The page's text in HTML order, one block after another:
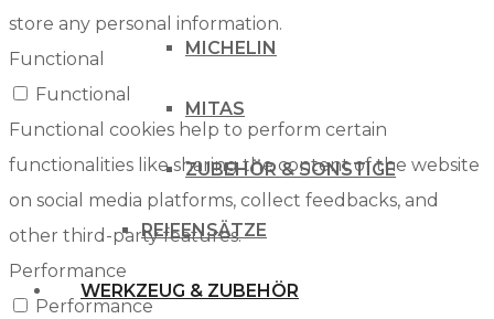
MICHELIN
MITAS
ZUBEHÖR & SONSTIGE
REIFENSÄTZE
WERKZEUG & ZUBEHÖR
store any personal information.
Functional
Functional
Functional cookies help to perform certain
functionalities like sharing the content of the website
on social media platforms, collect feedbacks, and
other third-party features.
Performance
Performance